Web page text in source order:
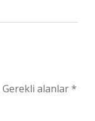
Gerekli alanlar*